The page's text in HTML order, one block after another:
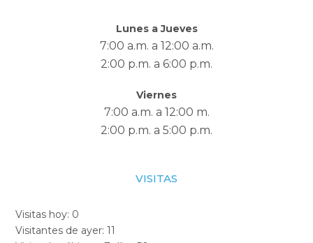
Lunes a Jueves
7:00 a.m. a 12:00 a.m.
2:00 p.m. a 6:00 p.m.
Viernes
7:00 a.m. a 12:00 m.
2:00 p.m. a 5:00 p.m.
VISITAS
Visitas hoy: 0
Visitantes de ayer:11